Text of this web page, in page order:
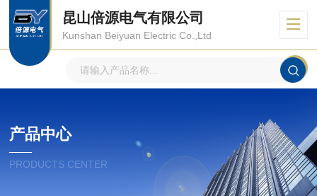
昆山倍源电气有限公司
Kunshan Beiyuan Electric Co.,Ltd
产品中心
PRODUCTS CENTER